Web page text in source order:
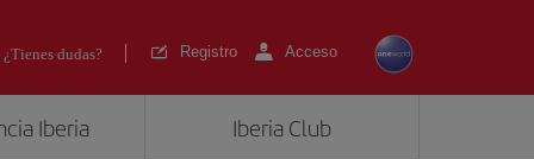
¿Tienes dudas? Registro Acceso
Iberia Iberia Club